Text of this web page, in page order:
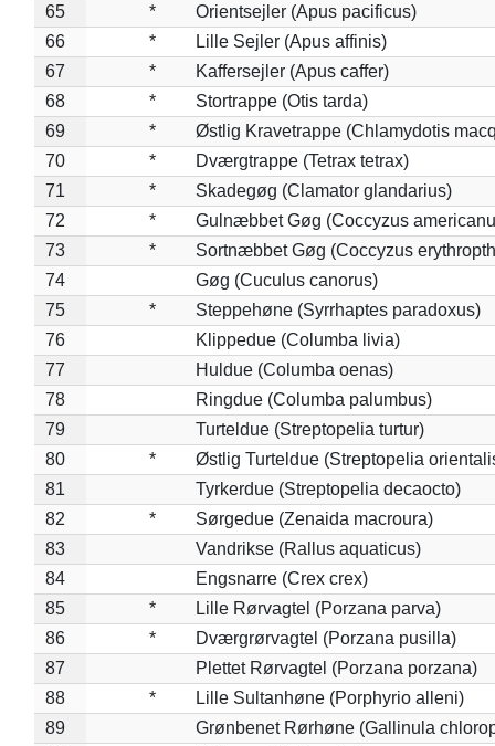
65
*
Orientsejler (Apus pacificus)
66
*
Lille Sejler (Apus affinis)
67
*
Kaffersejler (Apus caffer)
68
*
Stortrappe (Otis tarda)
69
*
Østlig Kravetrappe (Chlamydotis
70
*
Dværgtrappe (Tetrax tetrax)
71
*
Skadegøg (Clamator glandarius)
72
*
Gulnæbbet Gøg (Coccyzus
73
*
Sortnæbbet Gøg (Coccyzus
74
Gøg (Cuculus canorus)
75
*
Steppehøne (Syrrhaptes paradoxus)
76
Klippedue (Columba livia)
77
Huldue (Columba oenas)
78
Ringdue (Columba palumbus)
79
Turteldue (Streptopelia turtur)
80
*
Østlig Turteldue (Streptopelia
81
Tyrkerdue (Streptopelia decaocto)
82
*
Sørgedue (Zenaida macroura)
83
Vandrikse (Rallus aquaticus)
84
Engsnarre (Crex crex)
85
*
Lille Rørvagtel (Porzana parva)
86
*
Dværgrørvagtel (Porzana pusilla)
87
Plettet Rørvagtel (Porzana porzana)
88
*
Lille Sultanhøne (Porphyrio alleni)
89
Grønbenet Rørhøne (Gallinula